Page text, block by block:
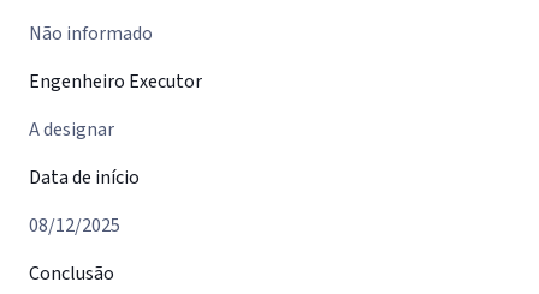
Não informado
Engenheiro Executor
A designar
Data de início
08/12/2025
Conclusão